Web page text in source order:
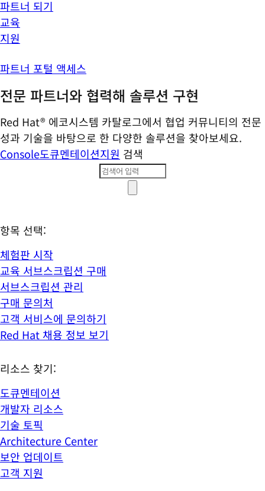
파트너 되기
교육
지원
파트너 포털 액세스
전문 파트너와 협력해 솔루션 구현
Red Hat® 에코시스템 카탈로그에서 협업 커뮤니티의 전문
성과 기술을 바탕으로 한 다양한 솔루션을 찾아보세요.
Console도큐멘테이션지원 검색
항목 선택:
체험판 시작
교육 서브스크립션 구매
서브스크립션 관리
구매 문의처
고객 서비스에 문의하기
Red Hat 채용 정보 보기
리소스 찾기:
도큐멘테이션
개발자 리소스
기술 토픽
Architecture Center
보안 업데이트
고객 지원